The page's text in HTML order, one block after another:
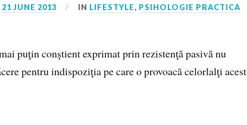
21 JUNE 2013 IN LIFESTYLE, PSIHOLOGIE PRACTICA
puţin conştient exprimat prin rezistenţă pasivă nu
pentru indispoziţia pe care o provoacă celorlalţi acest